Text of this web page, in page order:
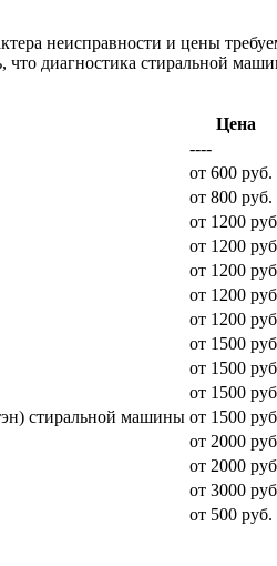
неисправности и цены
диагностика стиральной
Цена
----
от 600 руб.
от 800 руб.
от 1200
от 1200
от 1200
от 1200
от 1200
от 1500
от 1500
от 1500
стиральной машины от 1500
от 2000
от 2000
от 3000
от 500 руб.